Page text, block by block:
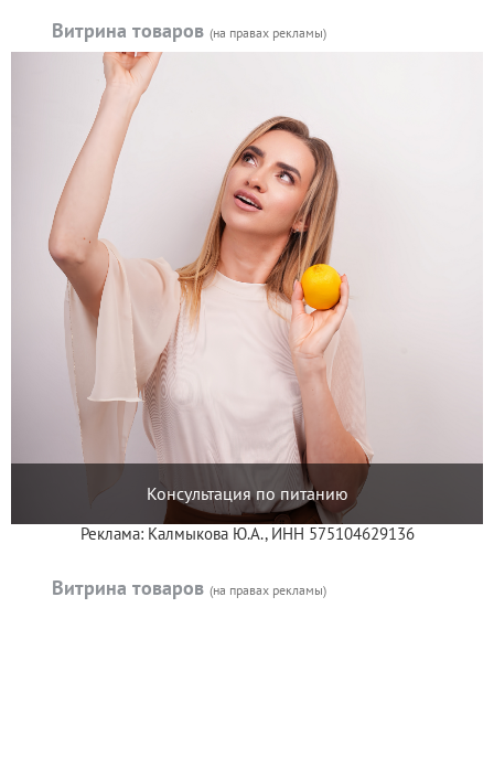
Витрина товаров (на правах рекламы)
Консультация по питанию
Реклама: Калмыкова Ю.А., ИНН 575104629136
Витрина товаров (на правах рекламы)